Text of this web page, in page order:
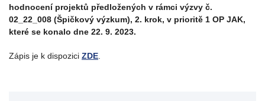
hodnocení projektů předložených v rámci výzvy č.
02_22_008 (Špičkový výzkum), 2. krok, v prioritě 1 OP JAK,
které se konalo dne 22. 9. 2023.
Zápis je k dispozici ZDE